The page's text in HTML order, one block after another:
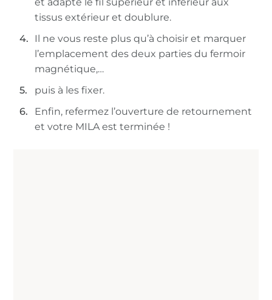
tissus extérieur et doublure.
Il ne vous reste plus qu’à choisir et marquer
l’emplacement des deux parties du fermoir
magnétique,…
puis à les fixer.
Enfin, refermez l’ouverture de retournement
et votre MILA est terminée !